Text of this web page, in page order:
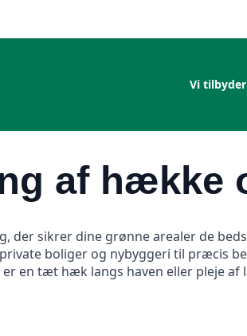
Vi tilbyder
af hække
sikrer dine grønne arealer de
boliger og nybyggeri til præcis
en tæt hæk langs haven eller pleje